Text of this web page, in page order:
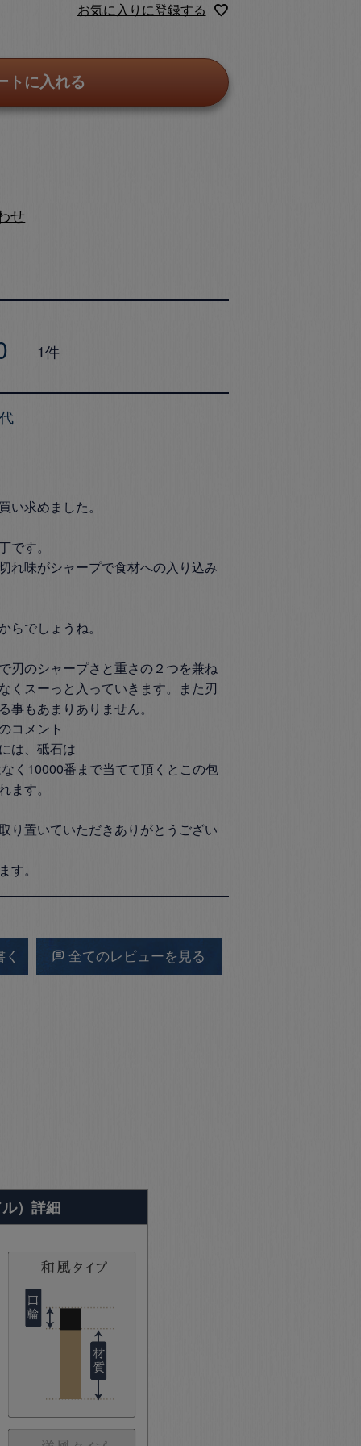
お気に入りに登録する
トに入れる
せ
1
い求めました。
す。
れ味がシャープで食材への入り込み
らでしょうね。
のシャープさと重さの２つを兼ね
くスーっと入っていきます。また刃
事もあまりありません。
コメント
は、砥石は
く10000番まで当てて頂くとこの包
ます。
置いていただきありがとうござい
す。
全てのレビューを見る
）詳細